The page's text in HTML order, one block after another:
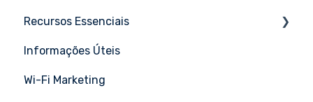
Cambium
Cisco
Draytek
Tutoriais
Recursos Essenciais
Tutoriais
Informações Úteis
Wi-Fi Marketing